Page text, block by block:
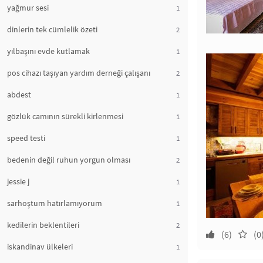
yağmur sesi 1
dinlerin tek cümlelik özeti 2
yılbaşını evde kutlamak 1
pos cihazı taşıyan yardım derneği çalışanı 2
abdest 1
gözlük camının sürekli kirlenmesi 1
speed testi 1
bedenin değil ruhun yorgun olması 2
jessie j 1
sarhoştum hatırlamıyorum 1
kedilerin beklentileri 2
iskandinav ülkeleri 1
(6)